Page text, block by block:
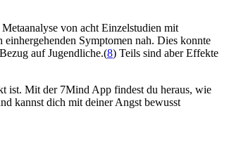
von acht Einzelstudien mit
Symptomen nah. Dies konnte
auf Jugendliche.(8) Teils sind aber Effekte
ist. Mit der 7Mind App findest du heraus, wie
kannst dich mit deiner Angst bewusst